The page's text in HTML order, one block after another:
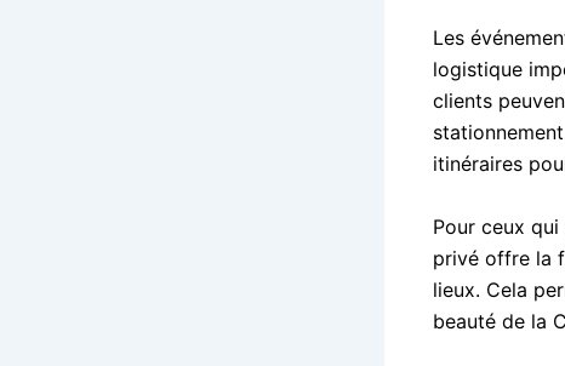
Les
logistique
clients
itinéraires
Pour ceux
privé offre la
lieux. Cela
beauté de la